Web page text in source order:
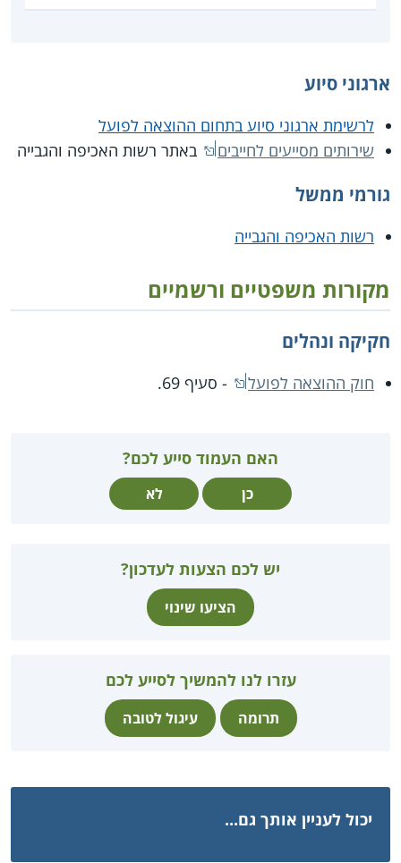
ארגוני סיוע
לרשימת ארגוני סיוע בתחום ההוצאה לפועל
שירותים מסייעים לחייבים
באתר רשות האכיפה והגבייה
גורמי ממשל
רשות האכיפה והגבייה
מקורות משפטיים ורשמיים
חקיקה ונהלים
חוק ההוצאה לפועל - סעיף 69.
האם העמוד סייע לכם?
כן לא
יש לכם הצעות לעדכון?
הציעו שינוי
עזרו לנו להמשיך לסייע לכם
תרומה עיגול לטובה
יכול לעניין אותך גם...